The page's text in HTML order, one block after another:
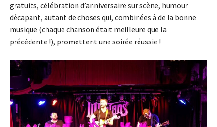
gratuits, célébration d’anniversaire sur scène, humour
décapant, autant de choses qui, combinées à de la bonne
musique (chaque chanson était meilleure que la
précédente !), promettent une soirée réussie !